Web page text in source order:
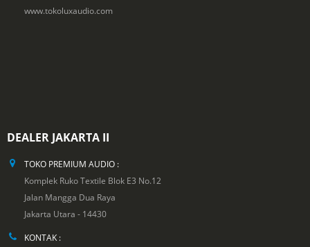
www.tokoluxaudio.com
DEALER JAKARTA II
TOKO PREMIUM AUDIO :
Komplek Ruko Textile Blok E3 No.12
Jalan Mangga Dua Raya
Jakarta Utara - 14430
KONTAK :